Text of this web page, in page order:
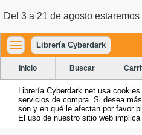
Del 3 a 21 de agosto
Librería Cyberdark
Inicio Buscar
Librería Cyberdark.net usa
servicios de compra. Si desea
son y en qué le afectan por favor
El uso de nuestro sitio web